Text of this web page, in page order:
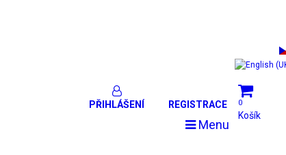
0
Košík
PŘIHLÁŠENÍ REGISTRACE
Menu